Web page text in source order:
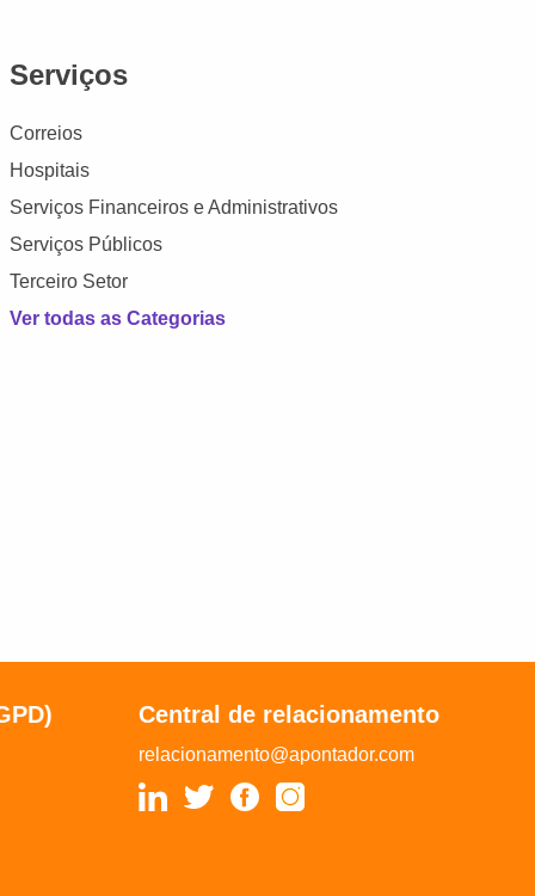
Serviços
Correios
Hospitais
Serviços Financeiros e Administrativos
Serviços Públicos
Terceiro Setor
Ver todas as Categorias
Central de relacionamento
relacionamento@apontador.com